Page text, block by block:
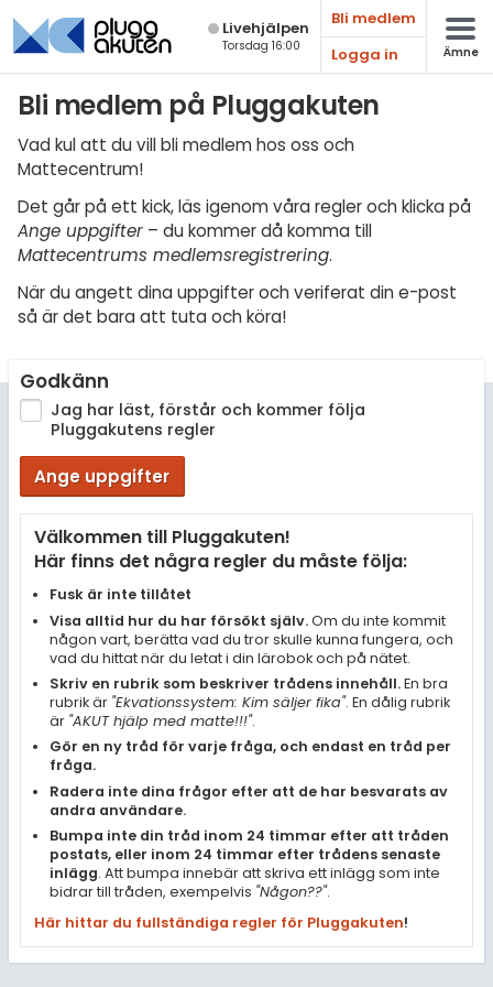
Live­hjälpen
Torsdag 16:00
Bli medlem
Logga in
Ämne
Bli medlem på Pluggakuten
Vad kul att du vill bli medlem hos oss och
Mattecentrum!
Det går på ett kick, läs igenom våra regler och klicka på
Ange uppgifter – du kommer då komma till
Mattecentrums medlemsregistrering.
När du angett dina uppgifter och veriferat din e-post
så är det bara att tuta och köra!
Godkänn
Jag har läst, förstår och kommer följa
Pluggakutens regler
Ange uppgifter
Välkommen till Pluggakuten!
Här finns det några regler du måste följa:
Fusk är inte tillåtet
Visa alltid hur du har försökt själv.Om du inte kommit
någon vart, berätta vad du tror skulle kunna fungera, och
vad du hittat när du letat i din lärobok och på nätet.
Skriv en rubrik som beskriver trådens innehåll.En bra
rubrik är "Ekvationssystem: Kim säljer fika". En dålig rubrik
är "AKUT hjälp med matte!!!".
Gör en ny tråd för varje fråga, och endast en tråd per
fråga.
Radera inte dina frågor efter att de har besvarats av
andra användare.
Bumpa inte din tråd inom 24 timmar efter att tråden
postats, eller inom 24 timmar efter trådens senaste
inlägg. Att bumpa innebär att skriva ett inlägg som inte
bidrar till tråden, exempelvis "Någon??".
Här hittar du fullständiga regler för Pluggakuten!
Matematik
Fysik
Biologi
Teknik & Bygg
Programmering
Engelska
Ekonomi
Övriga diskussioner
Livehjälpen
Regler
För lärare
8 inloggade
Om Pluggakuten